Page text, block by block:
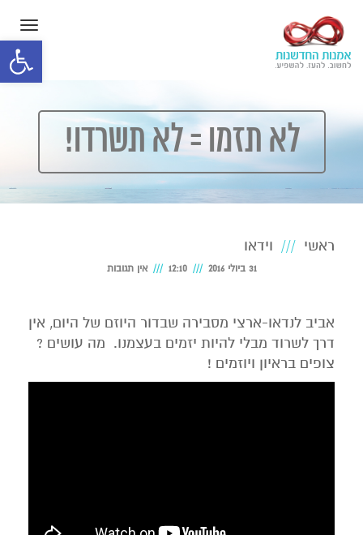
פתח
לא תזמו = לא תשרדו!
ראשי וידאו
31 ביולי 2016 12:10 אין תגובות
אביב לנדאו-ארצי מסבירה שבדור היוזם של היום, אין
דרך לשרוד מבלי להיות יזמים בעצמנו. מה עושים ?
צופים בראיון ויוזמים !